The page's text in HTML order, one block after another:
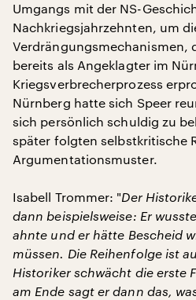
Umgangs mit der NS-
Nachkriegsjahrzehnten, um
Verdrängungsmechanismen,
bereits als Angeklagter im
Kriegsverbrecherprozess
Nürnberg hatte sich Speer
sich persönlich schuldig zu
später folgten selbstkritische
Argumentationsmuster.
Isabell Trommer: "Der
dann beispielsweise: Er
ahnte und er hätte Bescheid
müssen. Die Reihenfolge ist
Historiker schwächt die erste
am Ende sagt er dann das,